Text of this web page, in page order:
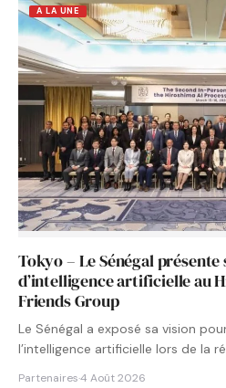
A LA UNE
Tokyo – Le Sénégal
d’intelligence artificielle au
Friends Group
Le Sénégal a exposé sa vision
l’intelligence artificielle lors de la
Partenaires·4 Août 2026